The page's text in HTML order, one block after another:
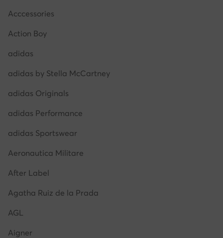
Acccessories
Action Boy
adidas
adidas by Stella McCartney
adidas Originals
adidas Performance
adidas Sportswear
Aeronautica Militare
After Label
Agatha Ruiz de la Prada
AGL
Aigner